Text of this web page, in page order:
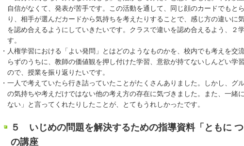
自信がなくて、発表が苦手です。この活動を通して、同じ顔のカードでもと
り、相手が選んだカードから気持ちを考えたりすることで、感じ方の違いに
を認め合えるようにしていきたいです。クラスで違いを認め合えるよう、２
す。
・人権学習における「よい発問」とはどのようなものかを、校内でも考えを交
らずのうちに、教師の価値観を押し付けた学習、意欲が持てないしんどい学
ので、授業を振り返りたいです。
・一人で考えていたら行き詰っていたことがたくさんありました。しかし、グ
の気持ちや考えだけではない他の考え方の存在に気づきました。また、一緒
ない」と言ってくれたりしたことが、とてもうれしかったです。
５ いじめの問題を解決するための指導資料「ともに
の講座